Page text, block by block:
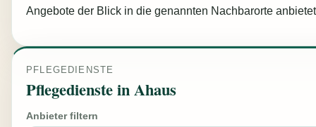
Angebote der Blick in die genannten Nachbarorte
PFLEGEDIENSTE
Pflegedienste in Ahaus
Anbieter filtern